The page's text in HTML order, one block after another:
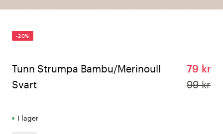
-20%
Tunn Strumpa Bambu/Merinoull
Svart
79 kr
99 kr
I lager